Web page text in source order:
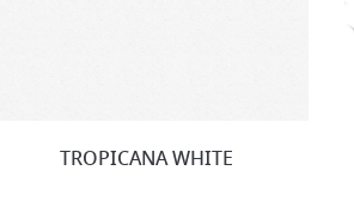
TROPICANA WHITE